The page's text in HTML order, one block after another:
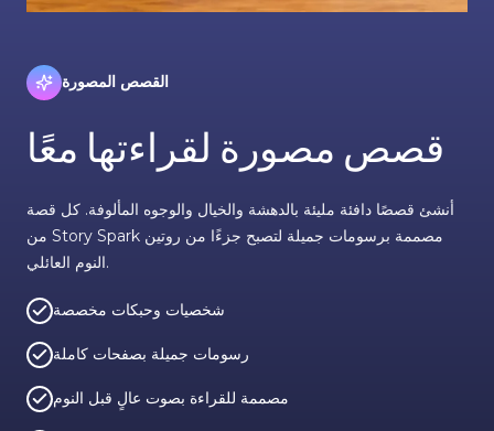
القصص المصورة
قصص مصورة لقراءتها معًا
أنشئ قصصًا دافئة مليئة بالدهشة والخيال والوجوه المألوفة. كل قصة
من Story Spark مصممة برسومات جميلة لتصبح جزءًا من روتين
النوم العائلي.
شخصيات وحبكات مخصصة
رسومات جميلة بصفحات كاملة
مصممة للقراءة بصوت عالٍ قبل النوم